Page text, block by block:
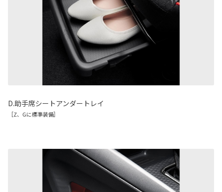
D.助手席シートアンダートレイ
［Z、Gに標準装備］